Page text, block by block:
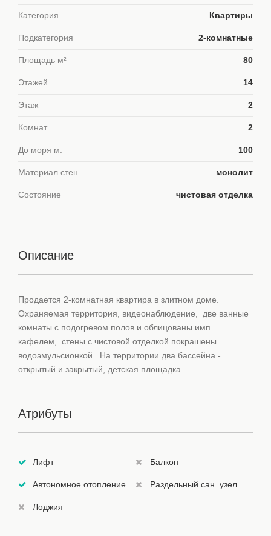
Категория Квартиры
Подкатегория 2-комнатные
Площадь м² 80
Этажей 14
Этаж 2
Комнат 2
До моря м. 100
Материал стен монолит
Состояние чистовая отделка
Описание
Продается 2-комнатная квартира в злитном доме.
Охраняемая территория, видеонаблюдение, две ванные
комнаты с подогревом полов и облицованы имп .
кафелем, стены с чистовой отделкой покрашены
водоэмульсионкой . На территории два бассейна -
открытый и закрытый, детская площадка.
Атрибуты
Лифт Балкон
Автономное отопление Раздельный сан. узел
Лоджия